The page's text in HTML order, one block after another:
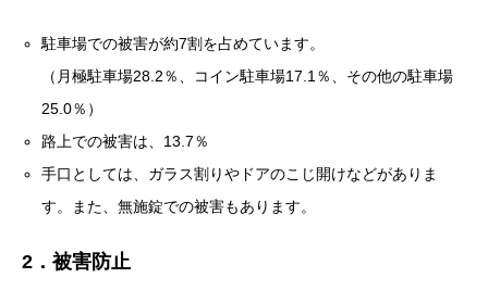
駐車場での被害が約7割を占めています。
（月極駐車場28.2％、コイン駐車場17.1％、その他の駐車場
25.0％）
路上での被害は、13.7％
手口としては、ガラス割りやドアのこじ開けなどがありま
す。また、無施錠での被害もあります。
2．被害防止